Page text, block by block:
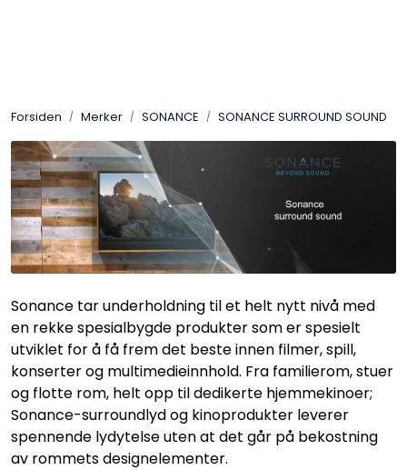
Forsiden Merker SONANCE SONANCE SURROUND SOUND
Sonance tar underholdning til et helt nytt nivå med
en rekke spesialbygde produkter som er spesielt
utviklet for å få frem det beste innen filmer, spill,
konserter og multimedieinnhold. Fra familierom, stuer
og flotte rom, helt opp til dedikerte hjemmekinoer;
Sonance-surroundlyd og kinoprodukter leverer
spennende lydytelse uten at det går på bekostning
av rommets designelementer.
SONOS
Smarthus
KNX
Stereo
Høyttalere
Kabler
Nettverk